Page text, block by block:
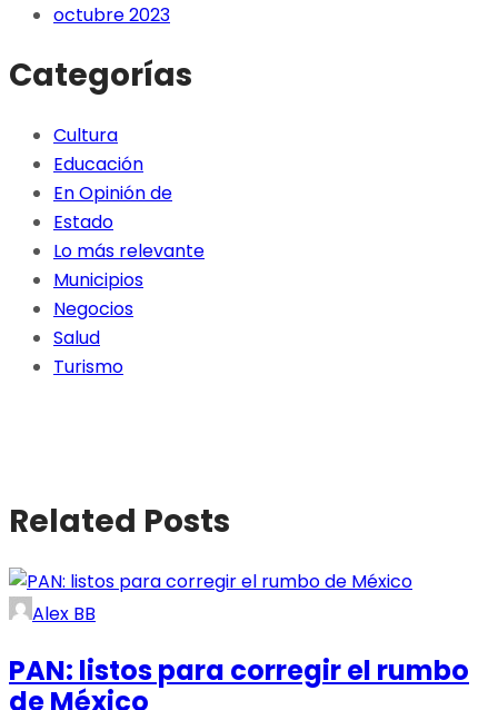
octubre 2023
Categorías
Cultura
Educación
En Opinión de
Estado
Lo más relevante
Municipios
Negocios
Salud
Turismo
Related Posts
Alex BB
PAN: listos para corregir el rumbo
de México